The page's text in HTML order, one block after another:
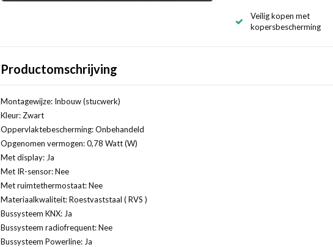
Veilig kopen met
kopersbescherming
Productomschrijving
Montagewijze: Inbouw (stucwerk)
Kleur: Zwart
Oppervlaktebescherming: Onbehandeld
Opgenomen vermogen: 0,78 Watt (W)
Met display: Ja
Met IR-sensor: Nee
Met ruimtethermostaat: Nee
Materiaalkwaliteit: Roestvaststaal ( RVS )
Bussysteem KNX: Ja
Bussysteem radiofrequent: Nee
Bussysteem Powerline: Ja